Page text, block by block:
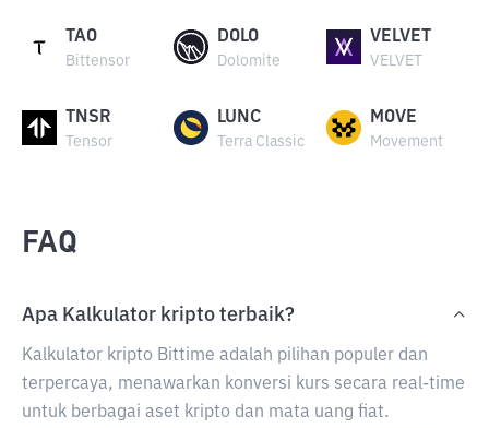
TAO
Bittensor
DOLO
Dolomite
VELVET
VELVET
TNSR
Tensor
LUNC
Terra Classic
MOVE
Movement
FAQ
Apa Kalkulator kripto terbaik?
Kalkulator kripto Bittime adalah pilihan populer dan
terpercaya, menawarkan konversi kurs secara real-time
untuk berbagai aset kripto dan mata uang fiat.